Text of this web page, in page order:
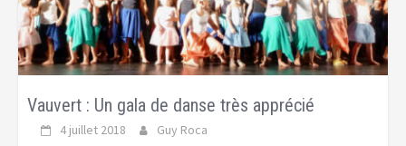
Vauvert : Un gala de danse très apprécié
4 juillet 2018 Guy Roca